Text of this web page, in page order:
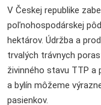
V Českej republike
poľnohospodárskej
hektárov. Údržba a
trvalých trávnych
živinného stavu TTP a
a bylín môžeme
pasienkov.